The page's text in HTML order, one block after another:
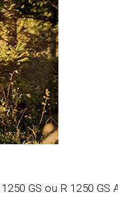
GS ou R 1250